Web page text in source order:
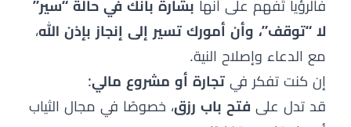
فالرؤيا تُفهم على أنها بشارة بأنك في حالة “سير”
لا “توقف”، وأن أمورك تسير إلى إنجاز بإذن الله،
مع الدعاء وإصلاح النية.
إن كنت تفكر فيتجارة أو مشروع مالي:
قد تدل على فتح باب رزق، خصوصًا في مجال الثياب